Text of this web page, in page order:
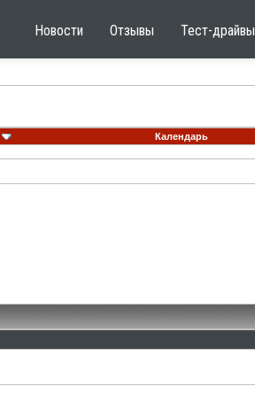
Новости Отзывы Тест-драйвы
Календарь